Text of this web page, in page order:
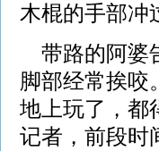
木棍的手部冲
带路的阿婆
脚部经常挨咬
地上玩了，都
记者，前段时